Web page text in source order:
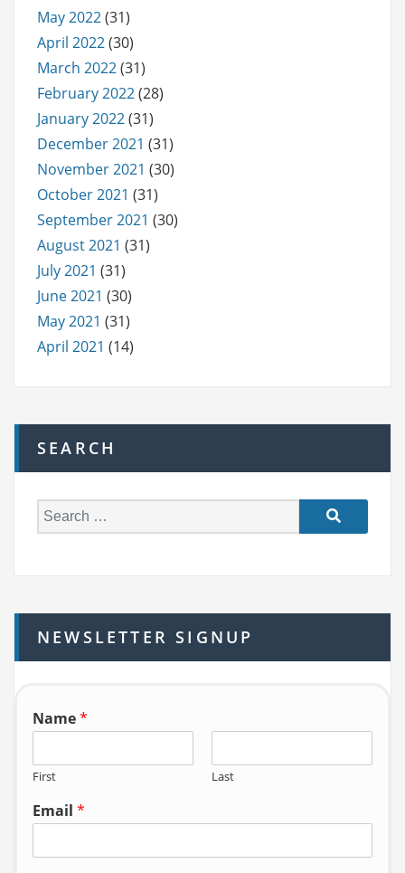
May 2022(31)
April 2022(30)
March 2022(31)
February 2022(28)
January 2022(31)
December 2021 (31)
November 2021 (30)
October 2021 (31)
September 2021 (30)
August 2021 (31)
July 2021 (31)
June 2021 (30)
May 2021 (31)
April 2021 (14)
SEARCH
e
h
f
o
NEWSLETTER SIGNUP
Name*
First Last
Email *